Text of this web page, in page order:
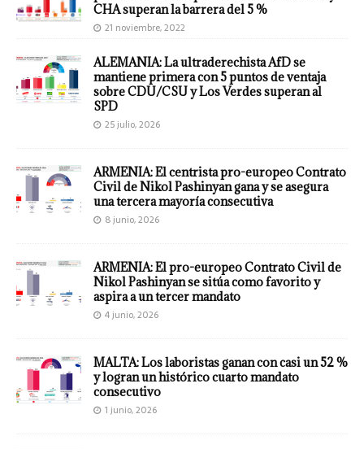
CHA superan la barrera del 5 %
21 noviembre, 2022
ALEMANIA: La ultraderechista AfD se
mantiene primera con 5 puntos de ventaja
sobre CDU/CSU y Los Verdes superan al
SPD
25 julio, 2026
ARMENIA: El centrista pro-europeo Contrato
Civil de Nikol Pashinyan gana y se asegura
una tercera mayoría consecutiva
8 junio, 2026
ARMENIA: El pro-europeo Contrato Civil de
Nikol Pashinyan se sitúa como favorito y
aspira a un tercer mandato
4 junio, 2026
MALTA: Los laboristas ganan con casi un 52 %
y logran un histórico cuarto mandato
consecutivo
1 junio, 2026